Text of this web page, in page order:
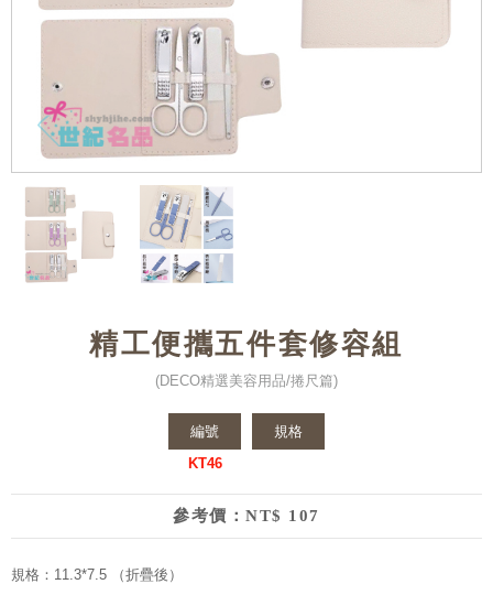
精工便攜五件套修容組
(DECO精選美容用品/捲尺篇)
編號
KT46
規格
參考價：NT$ 107
規格：11.3*7.5 （折疊後）